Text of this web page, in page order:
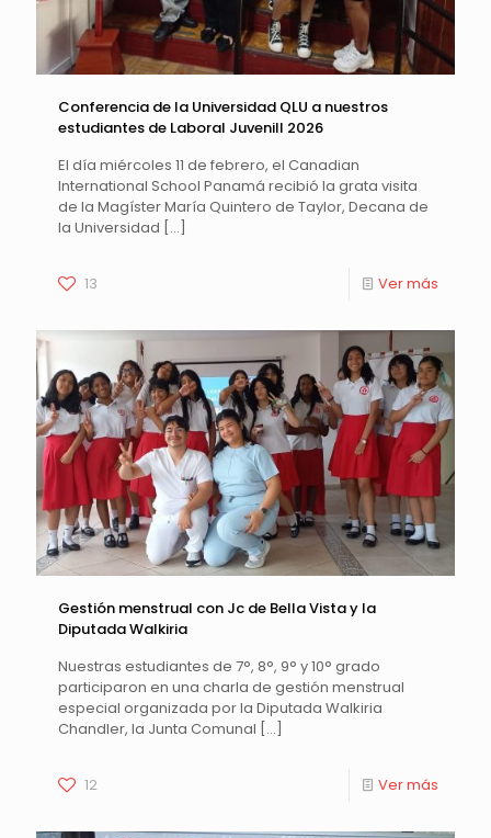
Conferencia de la Universidad QLU a nuestros
estudiantes de Laboral Juvenill 2026
El día miércoles 11 de febrero, el Canadian
International School Panamá recibió la grata visita
de la Magíster María Quintero de Taylor, Decana de
la Universidad […]
13 Ver más
Gestión menstrual con Jc de Bella Vista y la
Diputada Walkiria
Nuestras estudiantes de 7°, 8°, 9° y 10° grado
participaron en una charla de gestión menstrual
especial organizada por la Diputada Walkiria
Chandler, la Junta Comunal […]
12 Ver más